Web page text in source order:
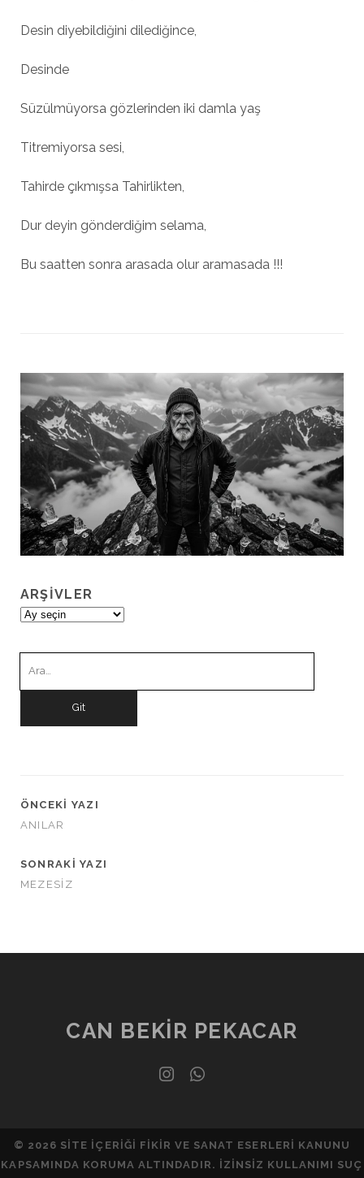
Desin diyebildiğini dilediğince,
Desinde
Süzülmüyorsa gözlerinden iki damla yaş
Titremiyorsa sesi,
Tahirde çıkmışsa Tahirlikten,
Dur deyin gönderdiğim selama,
Bu saatten sonra arasada olur aramasada !!!
ARŞIVLER
Arşivler
ÖNCEKI YAZI
ANILAR
SONRAKI YAZI
MEZESİZ
CAN BEKIR PEKACAR
instagram
whatsapp
© 2026 SITE IÇERIĞI FIKIR VE SANAT ESERLERI KANUNU
KAPSAMINDA KORUMA ALTINDADIR. İZINSIZ KULLANIMI SUÇ